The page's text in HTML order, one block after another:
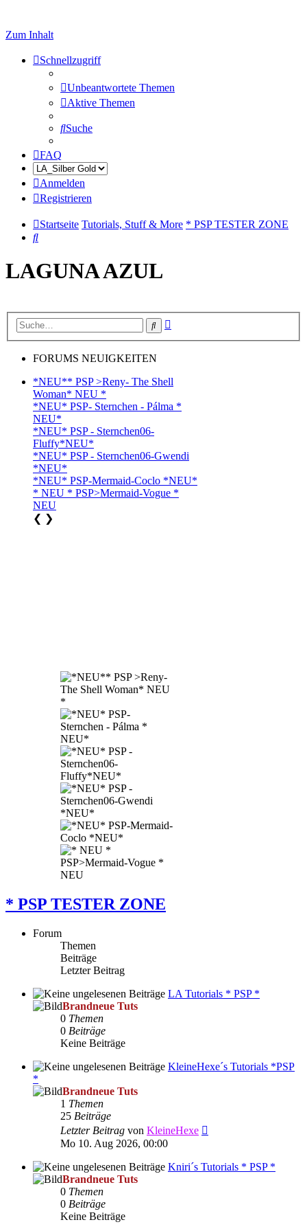
Zum Inhalt
Schnellzugriff
Unbeantwortete Themen
Aktive Themen
Suche
FAQ
Anmelden
Registrieren
Startseite Tutorials, Stuff & More * PSP TESTER ZONE
Suche
LAGUNA AZUL
Suche
FORUMS NEUIGKEITEN
*NEU** PSP >Reny- The Shell
Woman* NEU *
*NEU* PSP- Sternchen - Pálma *
NEU*
*NEU* PSP - Sternchen06-
Fluffy*NEU*
*NEU* PSP - Sternchen06-Gwendi
*NEU*
*NEU* PSP-Mermaid-Coclo *NEU*
* NEU * PSP>Mermaid-Vogue *
NEU
❮ ❯
* PSP TESTER ZONE
Forum
Themen
Beiträge
Letzter Beitrag
LA Tutorials * PSP *
Brandneue Tuts
0 Themen
0 Beiträge
Keine Beiträge
KleineHexe´s Tutorials *PSP
*
Brandneue Tuts
1 Themen
25 Beiträge
Letzter Beitrag von KleineHexe
Mo 10. Aug 2026, 00:00
Kniri´s Tutorials * PSP *
Brandneue Tuts
0 Themen
0 Beiträge
Keine Beiträge